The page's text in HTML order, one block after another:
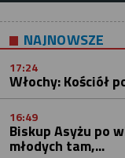
NAJNOWSZE
17:24
Włochy: Kościół
16:49
Biskup Asyżu po
młodych tam,...